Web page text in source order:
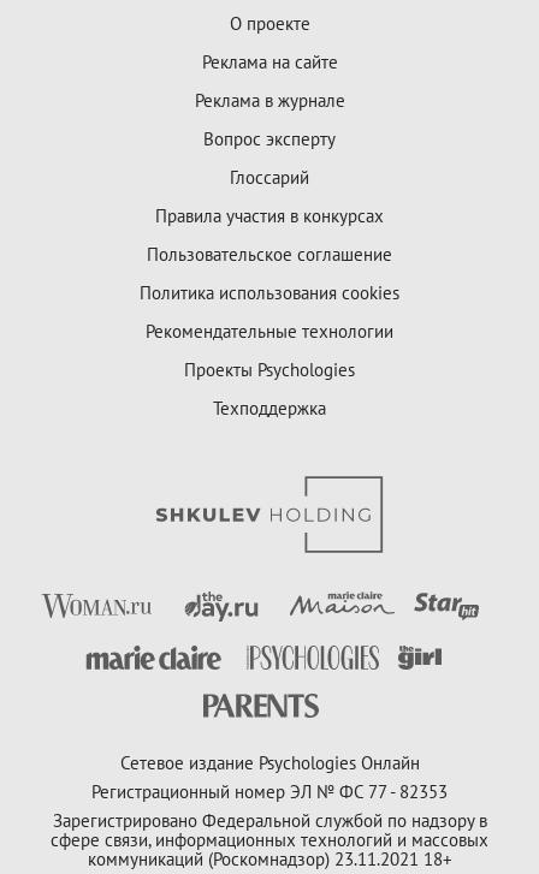
О проекте
Реклама на сайте
Реклама в журнале
Вопрос эксперту
Глоссарий
Правила участия в конкурсах
Пользовательское соглашение
Политика использования cookies
Рекомендательные технологии
Проекты Psychologies
Техподдержка
Сетевое издание Psychologies Онлайн
Регистрационный номер ЭЛ № ФС 77 - 82353
Зарегистрировано Федеральной службой по надзору в
сфере связи, информационных технологий и массовых
коммуникаций (Роскомнадзор) 23.11.2021 18+